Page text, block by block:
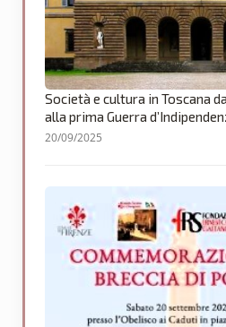
Società e cultura in Toscana
alla prima Guerra
20/09/2025